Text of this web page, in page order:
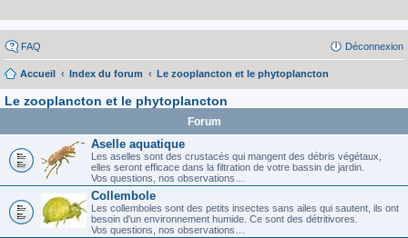
FAQ Déconnexion
Accueil Index du forum Le zooplancton et le phytoplancton
Le zooplancton et le phytoplancton
Forum
Aselle aquatique
Les aselles sont des crustacés qui mangent des débris végétaux,
elles seront efficace dans la filtration de votre bassin de jardin.
Vos questions, nos observations…
Collembole
Les collemboles sont des petits insectes sans ailes qui sautent, ils ont
besoin d'un environnement humide. Ce sont des détritivores.
Vos questions, nos observations…